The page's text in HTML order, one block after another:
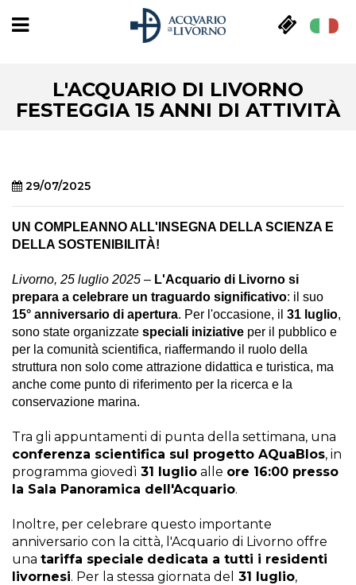
L'ACQUARIO DI LIVORNO
FESTEGGIA 15 ANNI DI ATTIVITÀ
29/07/2025
UN COMPLEANNO ALL'INSEGNA DELLA SCIENZA E
DELLA SOSTENIBILITÀ!
Livorno, 25 luglio 2025 – L'Acquario di Livorno si
prepara a celebrare un traguardo significativo: il suo
15° anniversario di apertura. Per l'occasione, il 31 luglio,
sono state organizzate speciali iniziative per il pubblico e
per la comunità scientifica, riaffermando il ruolo della
struttura non solo come attrazione didattica e turistica, ma
anche come punto di riferimento per la ricerca e la
conservazione marina.
Tra gli appuntamenti di punta della settimana, una
conferenza scientifica sul progetto AQuaBIos, in
programma giovedì 31 luglio alle ore 16:00 presso
la Sala Panoramica dell'Acquario.
Inoltre, per celebrare questo importante
anniversario con la città, l'Acquario di Livorno offre
una tariffa speciale dedicata a tutti i residenti
livornesi. Per la stessa giornata del 31 luglio,